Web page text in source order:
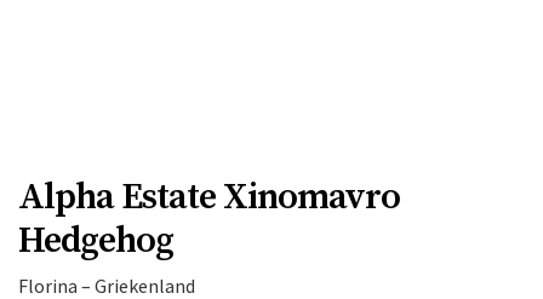
Alpha Estate Xinomavro
Hedgehog
Florina – Griekenland